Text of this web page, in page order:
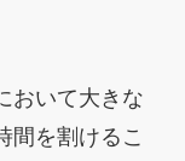
おいて大きな
間を割けるこ